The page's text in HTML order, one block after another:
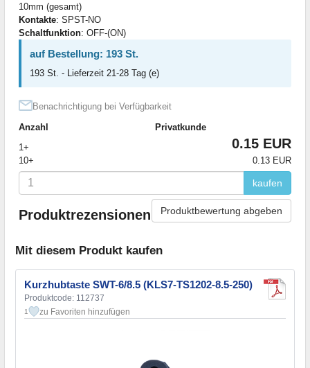
10mm (gesamt)
Kontakte: SPST-NO
Schaltfunktion: OFF-(ON)
auf Bestellung: 193 St.
193 St. - Lieferzeit 21-28 Tag (e)
Benachrichtigung bei Verfügbarkeit
Anzahl
Privatkunde
1+
0.15 EUR
10+ 0.13 EUR
kaufen
Produktrezensionen Produktbewertung abgeben
Mit diesem Produkt kaufen
Kurzhubtaste SWT-6/8.5 (KLS7-TS1202-8.5-250)
Produktcode: 112737
1 zu Favoriten hinzufügen